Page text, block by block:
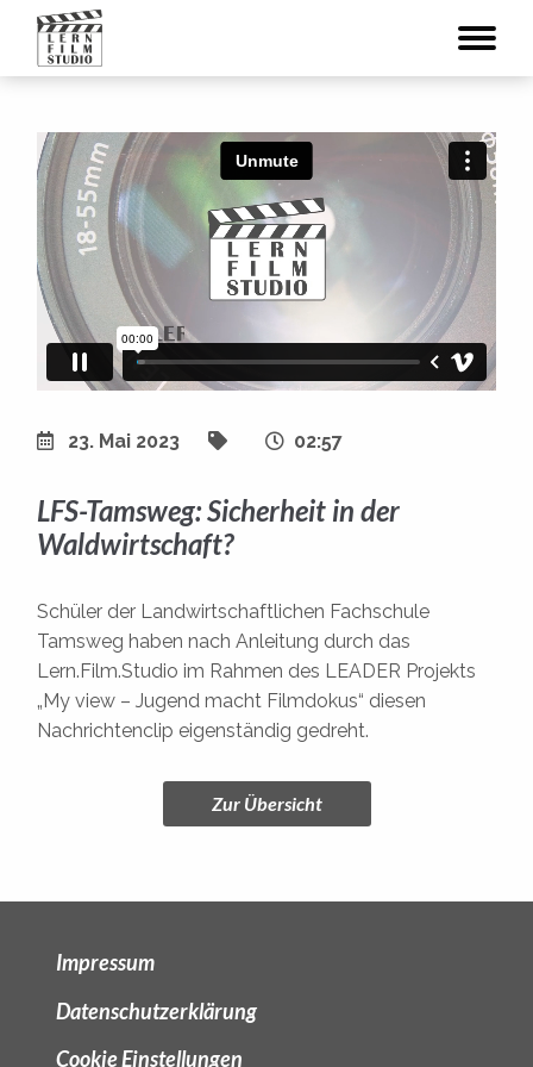
Schüler der Landwirtschaftlichen Fachschule
Tamsweg haben nach Anleitung durch das
Lern.Film.Studio im Rahmen des LEADER Projekts
„My view – Jugend macht Filmdokus“ diesen
Nachrichtenclip eigenständig gedreht.
Zur Übersicht
23. Mai 2023 02:57
LFS-Tamsweg: Sicherheit in der
Waldwirtschaft?
Impressum
Datenschutzerklärung
Cookie Einstellungen